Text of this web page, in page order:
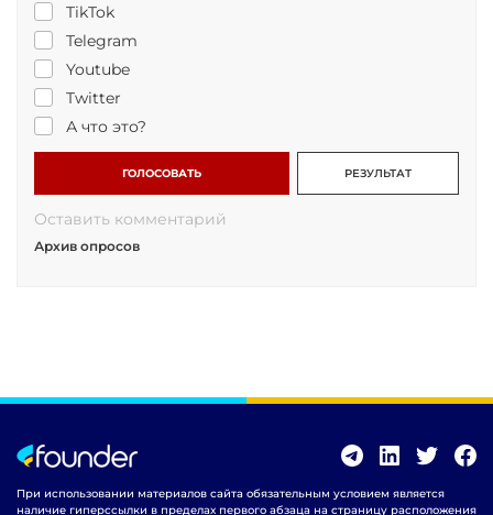
TikTok
Telegram
Youtube
Twitter
А что это?
ГОЛОСОВАТЬ РЕЗУЛЬТАТ
Оставить комментарий
Архив опросов
При использовании материалов сайта обязательным условием является
наличие гиперссылки в пределах первого абзаца на страницу расположения